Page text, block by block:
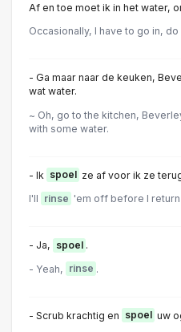
Af en toe moet ik in het water,
Occasionally, I have to go in,
- Ga maar naar de keuken,
wat water.
~ Oh, go to the kitchen,
with some water.
- Ik spoel
ze af voor ik ze
I'll rinse 'em off before I return
- Ja, spoel .
- Yeah, rinse .
- Scrub krachtig en spoel
uw